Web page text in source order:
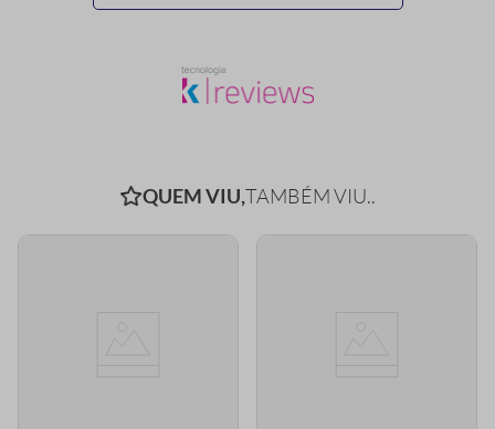
QUEM VIU,TAMBÉM VIU..